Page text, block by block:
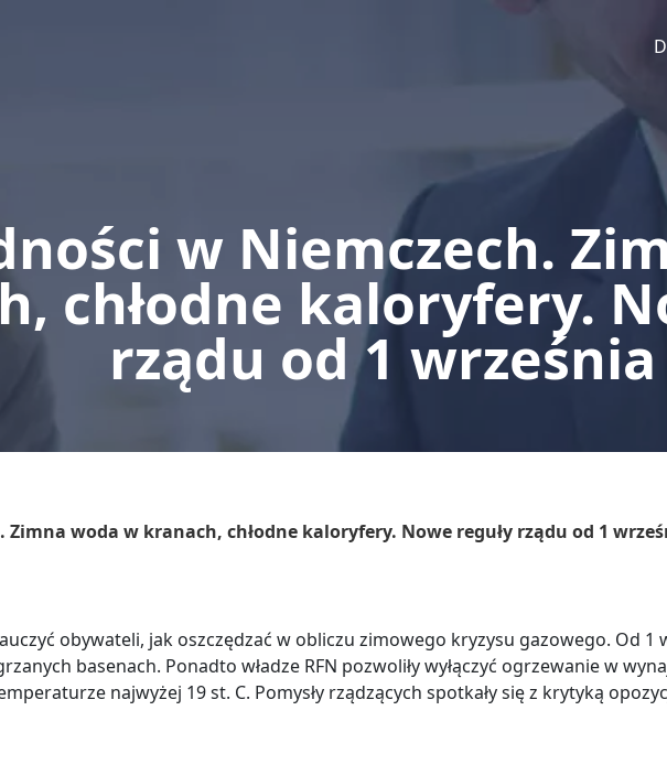
w Niemczech.
chłodne kaloryfery.
rządu od 1 września
Zimna woda w kranach, chłodne kaloryfery. Nowe reguły rządu od 1
obywateli, jak oszczędzać w obliczu zimowego kryzysu gazowego. Od 1
basenach. Ponadto władze RFN pozwoliły wyłączyć ogrzewanie w
najwyżej 19 st. C. Pomysły rządzących spotkały się z krytyką